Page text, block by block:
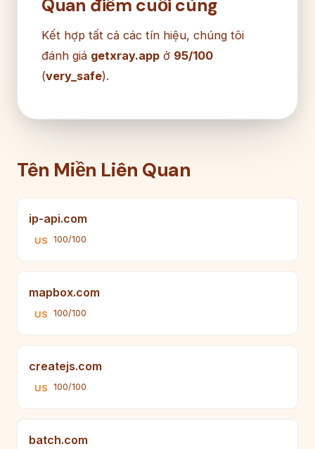
Quan điểm cuối cùng
Kết hợp tất cả các tín hiệu, chúng tôi
đánh giá getxray.app ở 95/100
(very_safe).
Tên Miền Liên Quan
ip-api.com
US 100/100
mapbox.com
US 100/100
createjs.com
US 100/100
batch.com